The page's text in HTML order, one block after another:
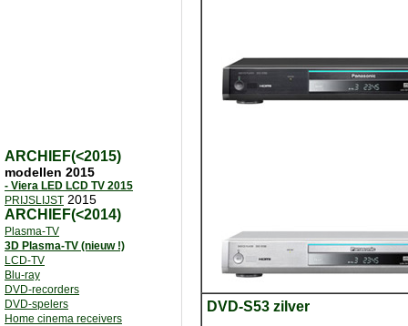
ARCHIEF(<2015)
modellen 2015
- Viera LED LCD TV 2015
PRIJSLIJST 2015
ARCHIEF(<2014)
Plasma-TV
3D Plasma-TV (nieuw !)
LCD-TV
Blu-ray
DVD-recorders
DVD-spelers
Home cinema receivers
DVD-S53 zilver